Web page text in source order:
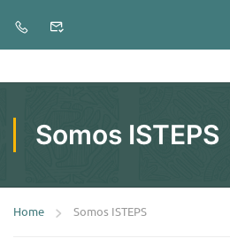
Somos ISTEPS
Home Somos ISTEPS